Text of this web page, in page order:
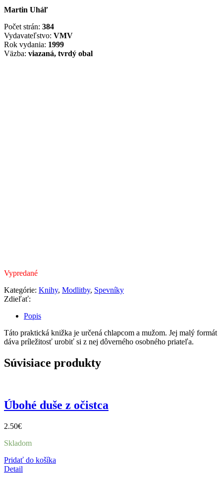
Martin Uháľ
Počet strán: 384
Vydavateľstvo: VMV
Rok vydania: 1999
Väzba: viazaná, tvrdý obal
Vypredané
Kategórie: Knihy, Modlitby, Spevníky
Zdieľať:
Popis
Táto praktická knižka je určená chlapcom a mužom. Jej malý formát
dáva príležitosť urobiť si z nej dôverného osobného priateľa.
Súvisiace produkty
Úbohé duše z očistca
2.50€
Skladom
Pridať do košíka
Detail